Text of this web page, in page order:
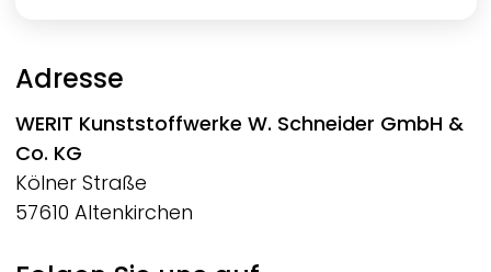
Adresse
WERIT Kunststoffwerke W. Schneider GmbH &
Co. KG
Kölner Straße
57610 Altenkirchen